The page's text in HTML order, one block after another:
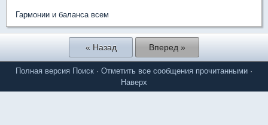
Гармонии и баланса всем
« Назад Вперед »
Полная версия Поиск · Отметить все сообщения прочитанными ·
Наверх